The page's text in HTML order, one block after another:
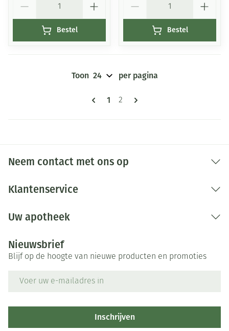
Bestel Bestel
Pagina's
U lees momenteel pagina
1 Pagina
2
Toon per pagina
Neem contact met ons op
Klantenservice
Uw apotheek
Nieuwsbrief
Blijf op de hoogte van nieuwe producten en promoties
Inschrijven